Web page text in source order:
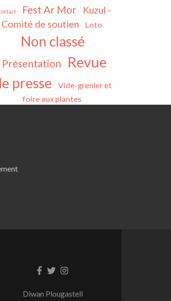
Fest Ar Mor
Kuzul -
Comité de soutien
Loto
Non classé
Présentation
Revue
presse
Vide-grenier et
foire aux plantes
LienLienLien
Diwan Plougastell